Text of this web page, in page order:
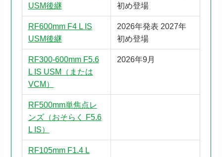
USM後継
初め登場
RF600mm F4 L IS
USM後継
2026年発表 2027年
初め登場
RF300-600mm F5.6
L IS USM（または
VCM）
2026年9月
RF500mm単焦点レ
ンズ（おそらく F5.6
L IS）
RF105mm F1.4 L